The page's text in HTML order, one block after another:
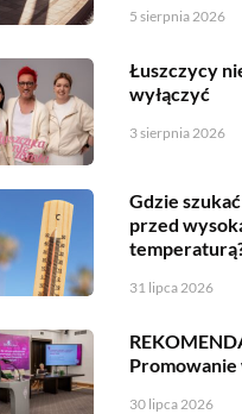
5 sierpnia 2026
Łuszczycy
wyłączyć
3 sierpnia 2026
Gdzie
przed
31 lipca 2026
30 lipca 2026